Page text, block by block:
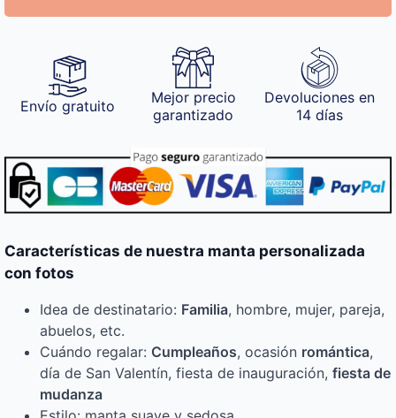
Envío gratuito
Mejor precio
garantizado
Devoluciones en
14 días
Características de nuestra manta personalizada
con fotos
Idea de destinatario: Familia, hombre, mujer, pareja,
abuelos, etc.
Cuándo regalar: Cumpleaños, ocasión romántica,
día de San Valentín, fiesta de inauguración, fiesta de
mudanza